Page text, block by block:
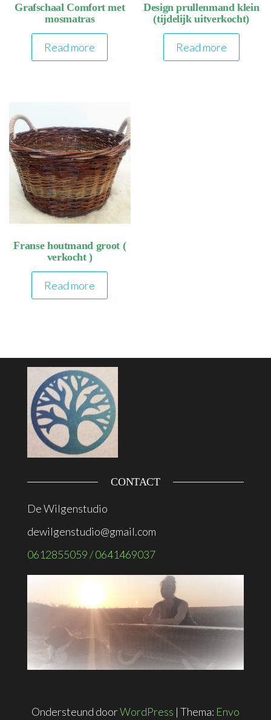
Grafschaal Comfort met
mosmatras
Read more
Design prullenmand klein
(tijdelijk uitverkocht)
Read more
Franse houtmand groot (
verkocht )
Read more
CONTACT
De Wilgenstudio
dewilgenstudio@gmail.com
0612855059 / 0641469037
Ondersteund doorWordPress | Thema: Envo